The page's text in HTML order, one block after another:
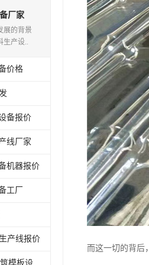
厂家
展的背景
生产设..
价格
备报价
线厂家
机器报价
工厂
产线报价
而这一切的背后